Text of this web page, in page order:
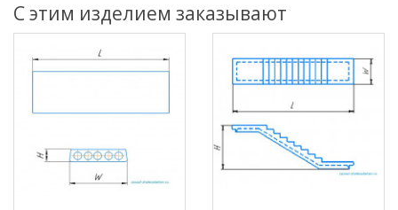
С этим изделием заказывают